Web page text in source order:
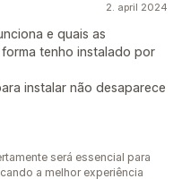
2. april 2024
e quais as
tenho instalado por
instalar não desaparece
será essencial para
a melhor experiência